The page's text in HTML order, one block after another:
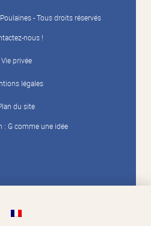
- Tous droits réservés
nous !
Vie privée
légales
du site
: G comme une idée